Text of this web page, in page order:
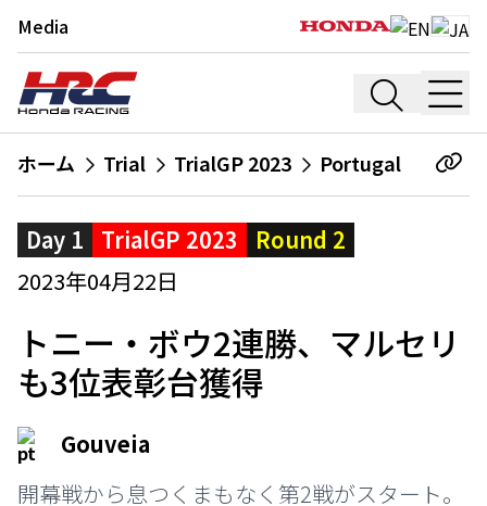
Media
ホーム Trial TrialGP 2023 Portugal
Day 1 TrialGP 2023
Round 2
2023年04月22日
トニー・ボウ2連勝、マルセリ
も3位表彰台獲得
Gouveia
開幕戦から息つくまもなく第2戦がスタート。